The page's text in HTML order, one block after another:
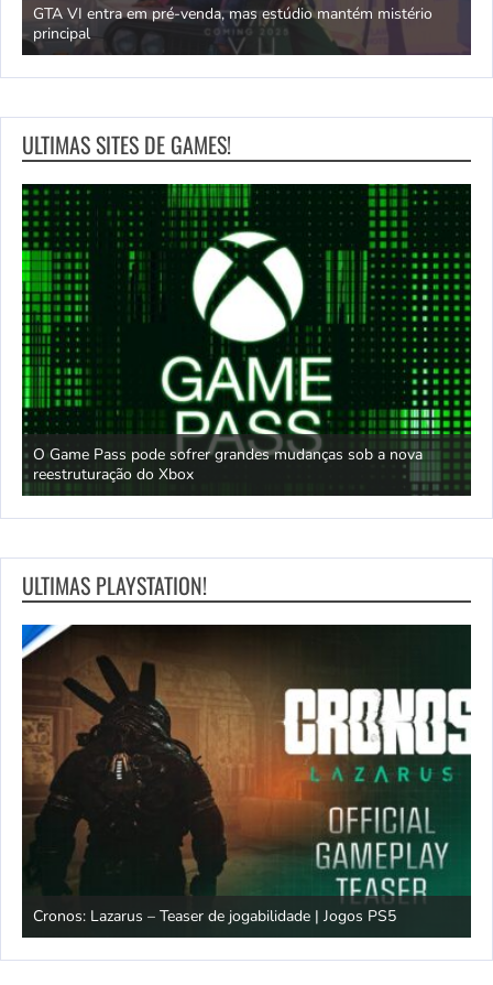
GTA VI entra em pré-venda, mas estúdio mantém mistério
principal
ULTIMAS SITES DE GAMES!
O Game Pass pode sofrer grandes mudanças sob a nova
reestruturação do Xbox
ULTIMAS PLAYSTATION!
Cronos: Lazarus – Teaser de jogabilidade | Jogos PS5